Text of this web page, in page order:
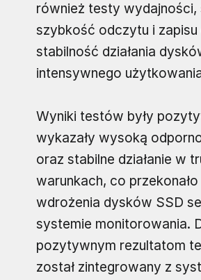
również testy wydajności,
szybkość odczytu i zapisu
stabilność działania
intensywnego
Wyniki testów były
wykazały wysoką
oraz stabilne działanie w
warunkach, co
wdrożenia dysków SSD
systemie monitorowania.
pozytywnym rezultatom
został zintegrowany z